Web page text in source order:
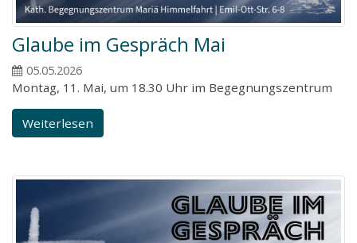
Glaube im Gespräch Mai
05.05.2026
Montag, 11. Mai, um 18.30 Uhr im Begegnungszentrum
Weiterlesen